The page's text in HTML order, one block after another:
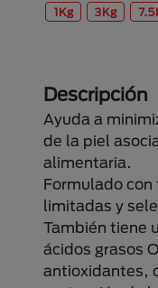
1Kg 3Kg
Descripción
Ayuda a
de la piel
alimentaria.
Formulado
limitadas y
También tiene
ácidos grasos
antioxidantes,